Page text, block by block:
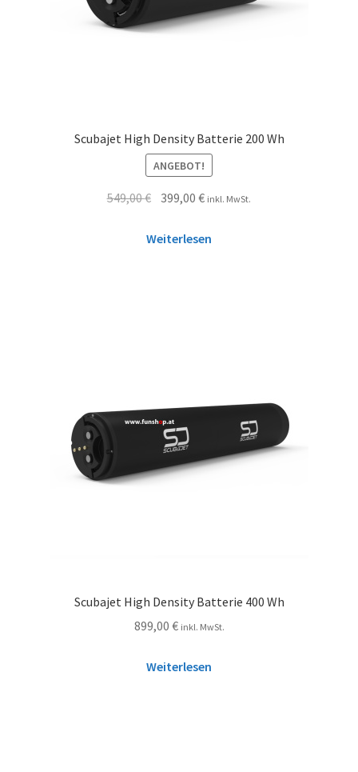
Scubajet High Density Batterie 200 Wh
ANGEBOT!
549,00€ 399,00€ inkl. MwSt.
Weiterlesen
Scubajet High Density Batterie 400 Wh
899,00 € inkl. MwSt.
Weiterlesen